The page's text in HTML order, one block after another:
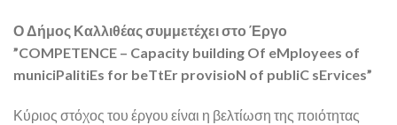
Ο Δήμος Καλλιθέας συμμετέχει στο Έργο
”COMPETENCE – Capacity building Of eMployees of
municiPalitiEs for beTtEr provisioN of publiC sErvices”
Κύριος στόχος του έργου είναι η βελτίωση της ποιότητας